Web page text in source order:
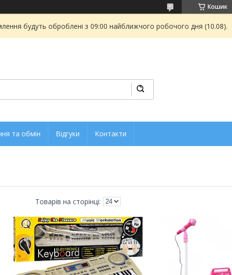
Кошик
будуть оброблені з 09:00 найближчого робочого дня (10.08).
та обмін Відгуки Контакти